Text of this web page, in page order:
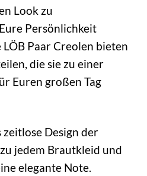
Look zu
Persönlichkeit
Paar Creolen bieten
die sie zu einer
Euren großen Tag
zeitlose Design der
jedem Brautkleid und
elegante Note.